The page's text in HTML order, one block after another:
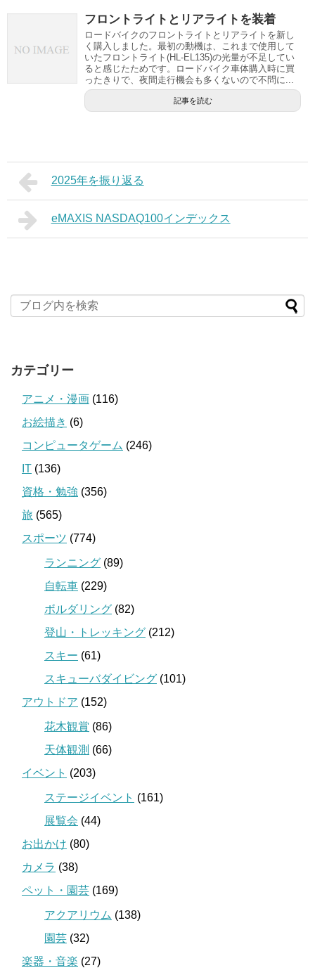
フロントライトとリアライトを装着
ロードバイクのフロントライトとリアライトを新し
く購入しました。最初の動機は、これまで使用して
いたフロントライト(HL-EL135)の光量が不足してい
ると感じたためです。ロードバイク車体購入時に買
ったきりで、夜間走行機会も多くないので不問に...
記事を読む
2025年を振り返る
eMAXIS NASDAQ100インデックス
カテゴリー
アニメ・漫画 (116)
お絵描き (6)
コンピュータゲーム (246)
IT (136)
資格・勉強 (356)
旅 (565)
スポーツ (774)
ランニング (89)
自転車 (229)
ボルダリング (82)
登山・トレッキング (212)
スキー (61)
スキューバダイビング (101)
アウトドア (152)
花木観賞 (86)
天体観測 (66)
イベント (203)
ステージイベント (161)
展覧会 (44)
お出かけ (80)
カメラ (38)
ペット・園芸 (169)
アクアリウム (138)
園芸 (32)
楽器・音楽 (27)